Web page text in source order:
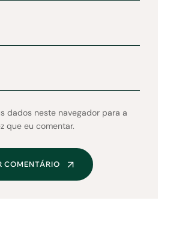
dados neste navegador para a
que eu comentar.
COMENTÁRIO